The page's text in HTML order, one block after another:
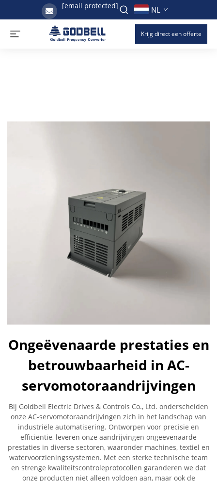
[email protected] NL
Krijg direct een offerte
Ongeëvenaarde prestaties en
betrouwbaarheid in AC-
servomotoraandrijvingen
Bij Goldbell Electric Drives & Controls Co., Ltd. onderscheiden
onze AC-servomotoraandrijvingen zich in het landschap van
industriële automatisering. Ontworpen voor precisie en
efficiëntie, leveren onze aandrijvingen ongeëvenaarde
prestaties in diverse sectoren, waaronder machines, textiel en
watervoorzieningssystemen. Met een sterke technische team
en strenge kwaliteitscontroleprotocollen garanderen we dat
onze producten niet alleen voldoen aan, maar ook de